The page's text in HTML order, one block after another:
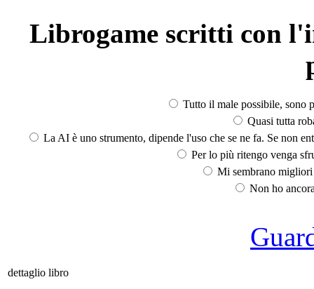
Librogame scritti con
Tutto il male possibile, sono
Quasi tutta
La AI è uno strumento, dipende l'uso che se ne fa. Se non
Per lo più ritengo venga
Mi sembrano
Non ho
dettaglio libro